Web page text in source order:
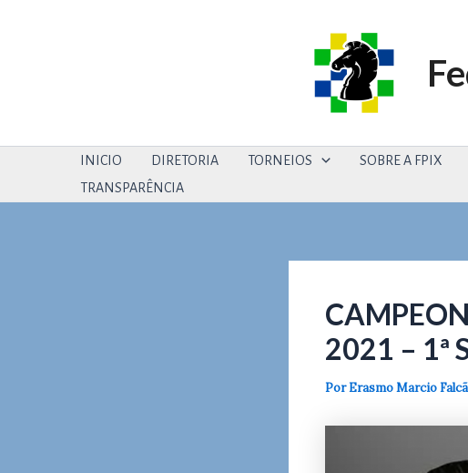
INICIO DIRETORIA TORNEIOS SOBRE A FPIX
TRANSPARÊNCIA
2021 – 1ª
PorErasmo Marcio
navigation